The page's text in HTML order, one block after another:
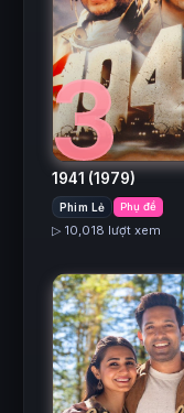
3
1941 (1979)
Phim Lẻ Phụ đề
▷ 10,018 lượt xem